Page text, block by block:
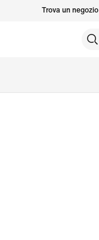
Trova un negozio